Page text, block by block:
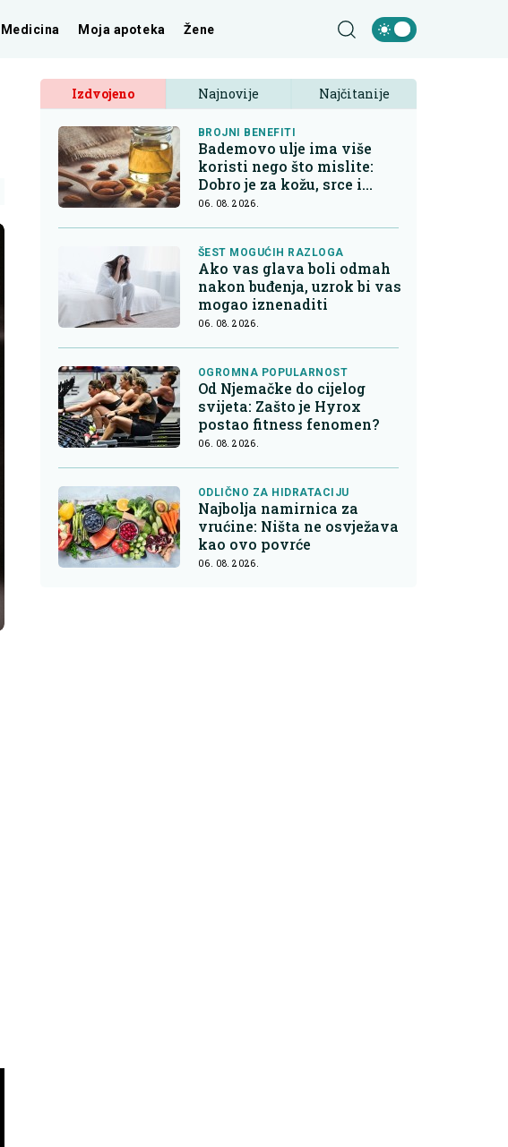
Medicina Moja apoteka Žene
Izdvojeno Najnovije Najčitanije
BROJNI BENEFITI
Bademovo ulje ima više
koristi nego što mislite:
Dobro je za kožu, srce i
kontrolu apetita
06. 08. 2026.
ŠEST MOGUĆIH RAZLOGA
Ako vas glava boli odmah
nakon buđenja, uzrok bi vas
mogao iznenaditi
06. 08. 2026.
OGROMNA POPULARNOST
Od Njemačke do cijelog
svijeta: Zašto je Hyrox
postao fitness fenomen?
06. 08. 2026.
ODLIČNO ZA HIDRATACIJU
Najbolja namirnica za
vrućine: Ništa ne osvježava
kao ovo povrće
06. 08. 2026.